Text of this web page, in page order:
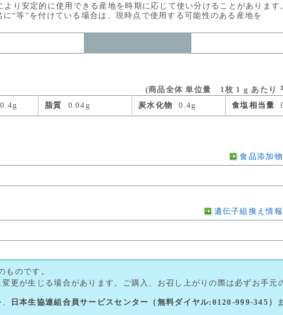
安定的に使用できる産地を時期に応じて使い分けることがあります
”を付けている場合は、現時点で使用する可能性のある産地を
(商品全体 単位量 1枚 1 g あたり
0.4g 脂質 0.04g 炭水化物 0.4g 食塩相当量
食品添加
遺伝子組換え情
ものです。
更が生じる場合があります。ご購入、お召し上がりの際は必ずお手元
日本生協連組合員サービスセンター（無料ダイヤル:0120-999-345）